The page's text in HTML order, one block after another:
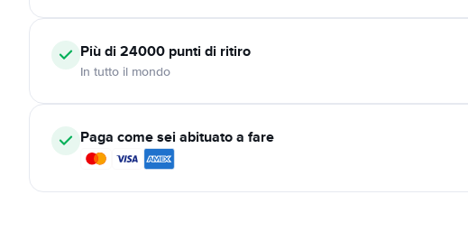
Più di 24000 punti di ritiro
In tutto il mondo
Paga come sei abituato a fare